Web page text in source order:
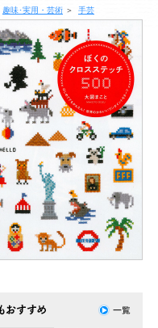
趣味･実用・芸術 ＞ 手芸